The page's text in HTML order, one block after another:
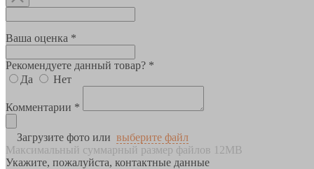
Ваша оценка *
Рекомендуете данный товар? *
Да
Нет
Комментарии *
Загрузите фото или выберите файл
Максимальный суммарный размер файлов 12MB
Укажите, пожалуйста, контактные данные